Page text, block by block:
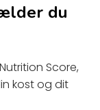
du
Score,
kost og dit